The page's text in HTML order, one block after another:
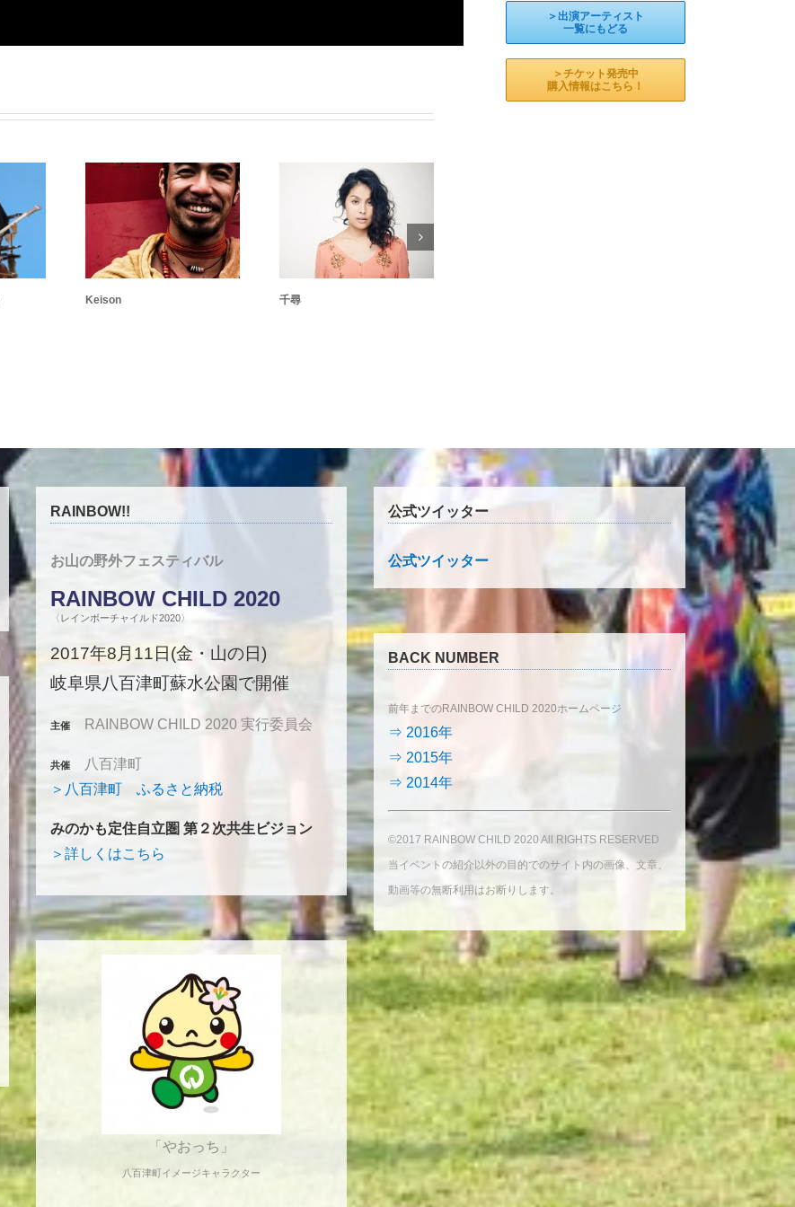
Keison 千尋
＞出演アーティスト
一覧にもどる
＞チケット発売中
購入情報はこちら！
RAINBOW!!
お山の野外フェスティバル
RAINBOW CHILD 2020
〈レインボーチャイルド2020〉
2017年8月11日(金・山の日)
岐阜県八百津町蘇水公園で開催
主催RAINBOW CHILD 2020 実行委員会
共催八百津町
＞八百津町 ふるさと納税
みのかも定住自立圏 第２次共生ビジョン
＞詳しくはこちら
「やおっち」
八百津町イメージキャラクター
公式ツイッター
公式ツイッター
BACK NUMBER
前年までのRAINBOW CHILD 2020ホームページ
⇒ 2016年
⇒ 2015年
⇒ 2014年
©2017 RAINBOW CHILD 2020 All RIGHTS RESERVED
当イベントの紹介以外の目的でのサイト内の画像、文章、
動画等の無断利用はお断りします。